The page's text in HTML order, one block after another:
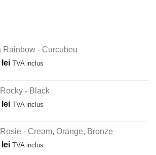
Rainbow - Curcubeu
lei TVA inclus
- Black
lei TVA inclus
- Cream, Orange, Bronze
lei TVA inclus